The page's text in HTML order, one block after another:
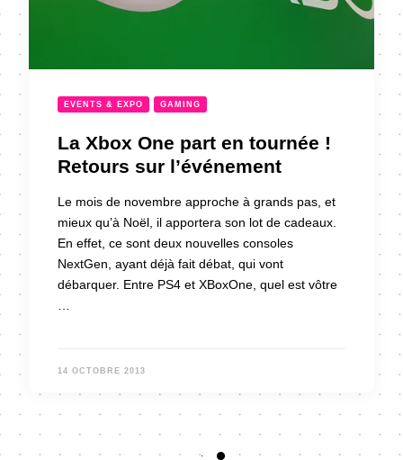
EVENTS & EXPO GAMING
La Xbox One part en tournée !
Retours sur l’événement
Le mois de novembre approche à grands pas, et
mieux qu’à Noël, il apportera son lot de cadeaux.
En effet, ce sont deux nouvelles consoles
NextGen, ayant déjà fait débat, qui vont
débarquer. Entre PS4 et XBoxOne, quel est vôtre
14 OCTOBRE 2013